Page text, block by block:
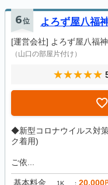
6位 よろず屋八福
[運営会社] よろず屋八福神
（山口の部屋片付け）
◆新型コロナウイルス対
ク着用)
ご依...
基本料金 1K 20,000